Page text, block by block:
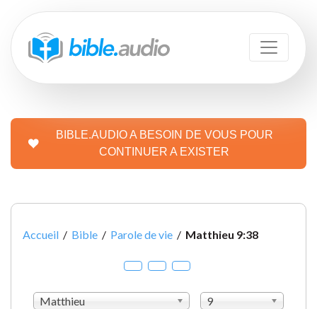
BIBLE.AUDIO A BESOIN DE VOUS POUR
CONTINUER A EXISTER
Accueil / Bible / Parole de vie / Matthieu 9:38
Matthieu
9